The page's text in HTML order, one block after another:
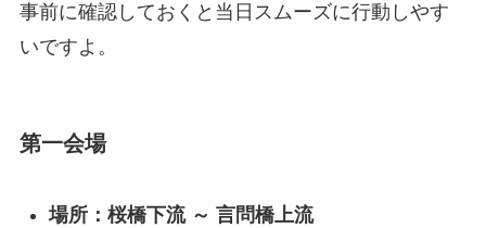
事前に確認しておくと当日スムーズに行動しやす
いですよ。
第一会場
場所：桜橋下流 ～ 言問橋上流